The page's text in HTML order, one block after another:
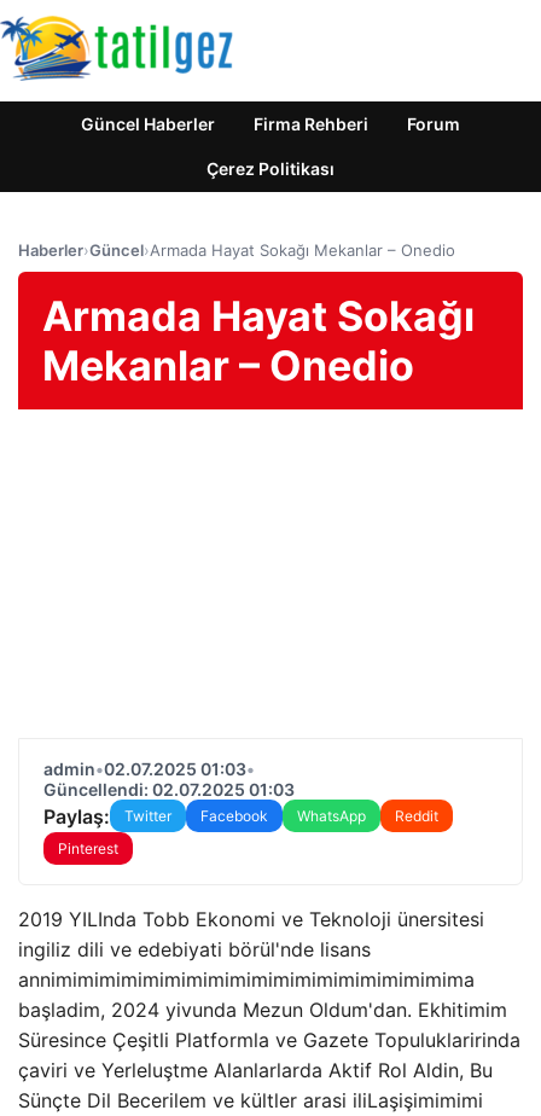
Güncel Haberler Firma Rehberi Forum
Çerez Politikası
Haberler›Güncel›Armada Hayat Sokağı Mekanlar – Onedio
Armada Hayat Sokağı
Mekanlar – Onedio
admin•02.07.2025 01:03•
Güncellendi: 02.07.2025 01:03
Paylaş: Twitter Facebook WhatsApp
Reddit
Pinterest
2019 YILInda Tobb Ekonomi ve Teknoloji ünersitesi
ingiliz dili ve edebiyati börül'nde lisans
annimimimimimimimimimimimimimimimimimimima
başladim, 2024 yivunda Mezun Oldum'dan. Ekhitimim
Süresince Çeşitli Platformla ve Gazete Topuluklaririnda
çaviri ve Yerleluştme Alanlarlarda Aktif Rol Aldin, Bu
Sünçte Dil Becerilem ve kültler arasi iliLaşişimimimi